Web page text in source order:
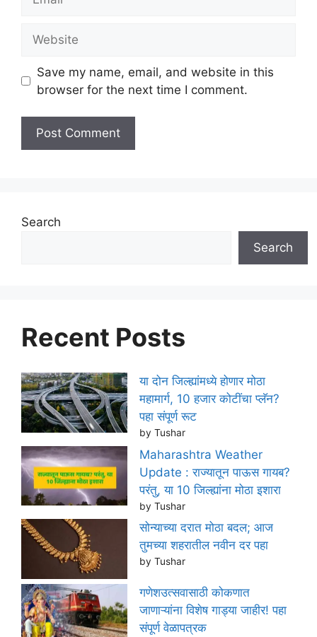
Save my name, email, and website in this
browser for the next time I comment.
Search
Search
Recent Posts
या दोन जिल्ह्यांमध्ये होणार मोठा
महामार्ग, 10 हजार कोटींचा प्लॅन?
पहा संपूर्ण रूट
by Tushar
Maharashtra Weather
Update : राज्यातून पाऊस गायब?
परंतु, या 10 जिल्ह्यांना मोठा इशारा
by Tushar
सोन्याच्या दरात मोठा बदल; आज
तुमच्या शहरातील नवीन दर पहा
by Tushar
गणेशउत्सवासाठी कोकणात
जाणाऱ्यांना विशेष गाड्या जाहीर! पहा
संपूर्ण वेळापत्रक